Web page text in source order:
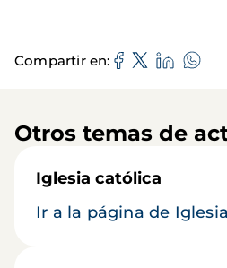
Compartir en
Otros temas de
Iglesia católica
Ir a la página de